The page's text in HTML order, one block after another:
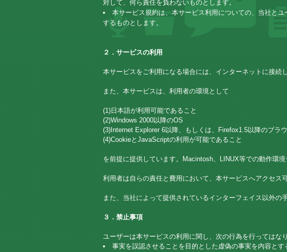
対して、何ら責任を負わないものとします。
本サービス規約は、本サービス利用についての、当社と
するものとします。
２．サービスの利用
本サービスをご利用になる場合には、インターネットに接続
また、本サービスは、利用者の環境として
(1)日本語が利用可能であること
(2)Windows 2000以降のOS
(3)Internet Explorer 6以降、もしくは、Firefox1.5以降のブラ
(4)CookieとJavaScriptの利用が可能であること
を前提に提供しています。Macintosh、LINUX等での動作環
利用者は自らの責任と費用において、本サービスへアクセス
また、当社によって提供されているインターフェイス以外の
３．禁止事項
ユーザーは本サービスの利用に関し、次の行為を行ってはなり
事実を誤認させることを目的とした虚偽の事実を内容と